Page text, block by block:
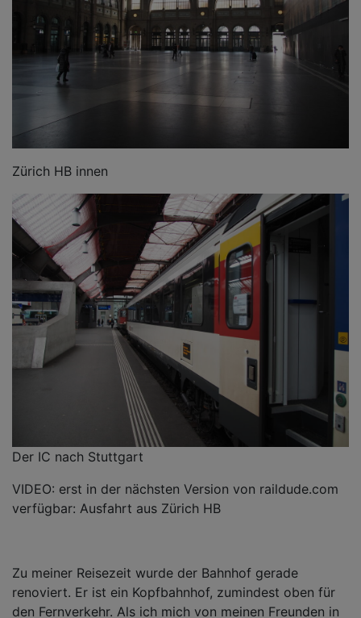
Zürich HB innen
Der IC nach Stuttgart
VIDEO: erst in der nächsten Version von raildude.com
verfügbar: Ausfahrt aus Zürich HB
Zu meiner Reisezeit wurde der Bahnhof gerade
renoviert. Er ist ein Kopfbahnhof, zumindest oben für
den Fernverkehr. Als ich mich von meinen Freunden in